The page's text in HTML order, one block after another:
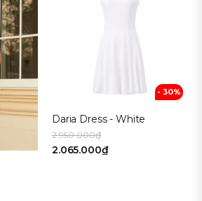
- 30%
Daria Dress - White
2.950.000₫
2.065.000₫